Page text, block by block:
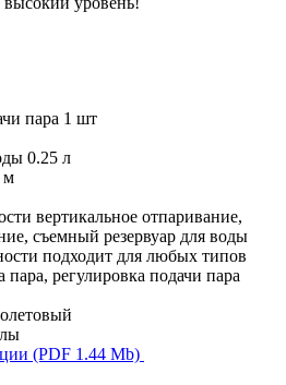
пара 1 шт
0.25 л
м
вертикальное отпаривание,
съемный резервуар для воды
подходит для любых типов
пара, регулировка подачи пара
(PDF 1.44 Mb)